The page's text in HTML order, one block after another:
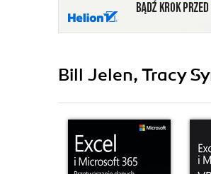
Bill Jelen, Tracy